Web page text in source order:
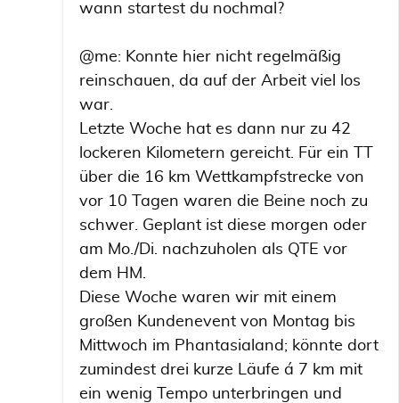
wann startest du nochmal?
@me: Konnte hier nicht regelmäßig
reinschauen, da auf der Arbeit viel los
war.
Letzte Woche hat es dann nur zu 42
lockeren Kilometern gereicht. Für ein TT
über die 16 km Wettkampfstrecke von
vor 10 Tagen waren die Beine noch zu
schwer. Geplant ist diese morgen oder
am Mo./Di. nachzuholen als QTE vor
dem HM.
Diese Woche waren wir mit einem
großen Kundenevent von Montag bis
Mittwoch im Phantasialand; könnte dort
zumindest drei kurze Läufe á 7 km mit
ein wenig Tempo unterbringen und